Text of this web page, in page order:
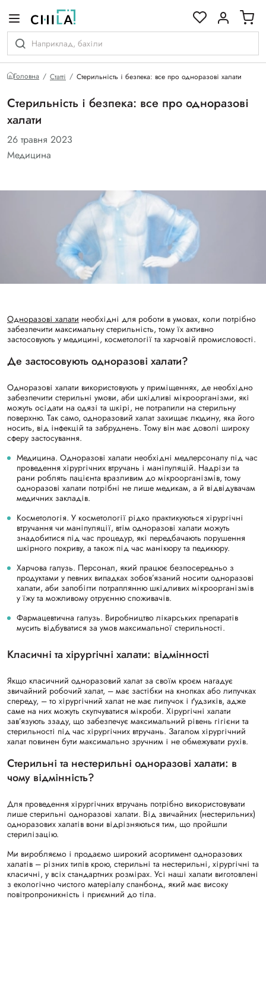
Головна Статті Стерильність і безпека: все про одноразові халати
Стерильність і безпека: все про одноразові
халати
26 травня 2023
Медицина
Одноразові халати необхідні для роботи в умовах, коли потрібно
забезпечити максимальну стерильність, тому їх активно
застосовують у медицині, косметології та харчовій промисловості.
Де застосовують одноразові халати?
Одноразові халати використовують у приміщеннях, де необхідно
забезпечити стерильні умови, аби шкідливі мікроорганізми, які
можуть осідати на одязі та шкірі, не потрапили на стерильну
поверхню. Так само, одноразовий халат захищає людину, яка його
носить, від інфекцій та забруднень. Тому він має доволі широку
сферу застосування.
Медицина. Одноразові халати необхідні медперсоналу під час
проведення хірургічних втручань і маніпуляцій. Надрізи та
рани роблять пацієнта вразливим до мікроорганізмів, тому
одноразові халати потрібні не лише медикам, а й відвідувачам
медичних закладів.
Косметологія. У косметології рідко практикуються хірургічні
втручання чи маніпуляції, втім одноразові халати можуть
знадобитися під час процедур, які передбачають порушення
шкірного покриву, а також під час манікюру та педикюру.
Харчова галузь. Персонал, який працює безпосередньо з
продуктами у певних випадках зобов’язаний носити одноразові
халати, аби запобігти потраплянню шкідливих мікроорганізмів
у їжу та можливому отруєнню споживачів.
Фармацевтична галузь. Виробництво лікарських препаратів
мусить відбуватися за умов максимальної стерильності.
Класичні та хірургічні халати: відмінності
Якщо класичний одноразовий халат за своїм кроєм нагадує
звичайний робочий халат, – має застібки на кнопках або липучках
спереду, – то хірургічний халат не має липучок і ґудзиків, адже
саме на них можуть скупчуватися мікроби. Хірургічні халати
зав’язують ззаду, що забезпечує максимальний рівень гігієни та
стерильності під час хірургічних втручань. Загалом хірургічний
халат повинен бути максимально зручним і не обмежувати рухів.
Стерильні та нестерильні одноразові халати: в
чому відмінність?
Для проведення хірургічних втручань потрібно використовувати
лише стерильні одноразові халати. Від звичайних (нестерильних)
одноразових халатів вони відрізняються тим, що пройшли
стерилізацію.
Ми виробляємо і продаємо широкий асортимент одноразових
халатів – різних типів крою, стерильні та нестерильні, хірургічні та
класичні, у всіх стандартних розмірах. Усі наші халати виготовлені
з екологічно чистого матеріалу спанбонд, який має високу
повітропроникність і приємний до тіла.
гамі